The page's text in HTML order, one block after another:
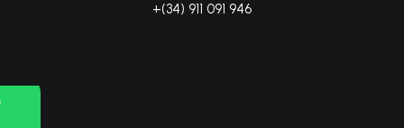
+(34) 911 091 946